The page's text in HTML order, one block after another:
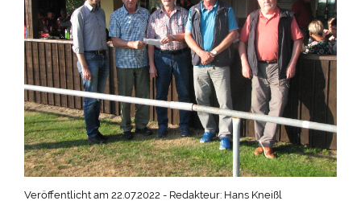
Veröffentlicht am 22.07.2022 - Redakteur: Hans Kneißl